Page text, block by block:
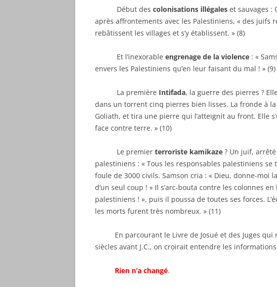
Début des colonisations illégales et sauvages :
après affrontements avec les Palestiniens, « des juifs
rebâtissent les villages et s’y établissent. » (8)
Et l’inexorable engrenage de la violence : «
envers les Palestiniens qu’en leur faisant du mal ! » (9)
La première Intifada, la guerre des pierres ?
dans un torrent cinq pierres bien lisses. La fronde à
Goliath, et tira une pierre qui l’atteignit au front. Elle
face contre terre. » (10)
Le premier terroriste kamikaze ? Un juif,
palestiniens : « Tous les responsables palestiniens
foule de 3000 civils. Samson cria : « Dieu, donne-moi
d’un seul coup ! » Il s’arc-bouta contre les colonnes
palestiniens ! », puis il poussa de toutes ses forces.
les morts furent très nombreux. » (11)
En parcourant le Livre de Josué et des Juges qui
siècles avant J.C., on croirait entendre les
Rien n’a changé.